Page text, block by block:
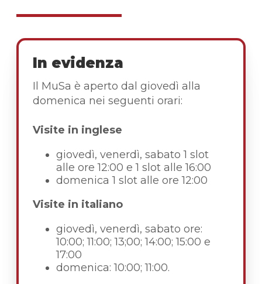
In evidenza
Il MuSa è aperto dal giovedì alla
domenica nei seguenti orari:
Visite in inglese
giovedì, venerdì, sabato 1 slot
alle ore 12:00 e 1 slot alle 16:00
domenica 1 slot alle ore 12:00
Visite in italiano
giovedì, venerdì, sabato ore:
10:00; 11:00; 13;00; 14:00; 15:00 e
17:00
domenica: 10:00; 11:00.